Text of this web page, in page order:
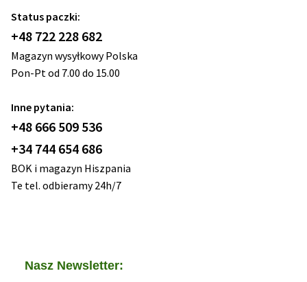
Status paczki:
+48 722 228 682
Magazyn wysyłkowy Polska
Pon-Pt od 7.00 do 15.00
Inne pytania:
+48 666 509 536
+34 744 654 686
BOK i magazyn Hiszpania
Te tel. odbieramy 24h/7
Nasz Newsletter: